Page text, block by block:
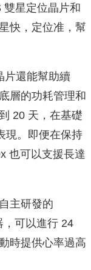
雙星定位晶片和
快，定位准，幫
片還能幫助續
層的功耗管理和
20 天，在基礎
現。即便在保持
也可以支援長達
主研發的
，可以進行 24
時提供心率過高